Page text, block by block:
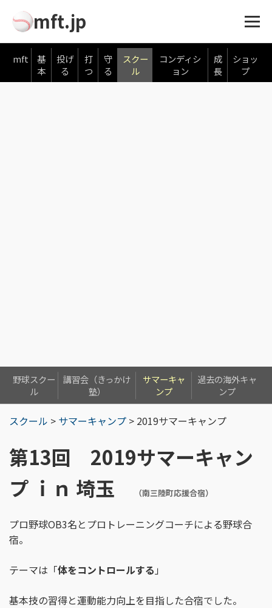
mft.jp
mft
基
本
投げ
る
打
つ
守
る
スクー
ル
コンディシ
ョン
成
長
ショッ
プ
野球スクー
ル
講習会（きっかけ
塾）
サマーキャ
ンプ
過去の海外キャ
ンプ
スクール > サマーキャンプ > 2019サマーキャンプ
第13回 2019サマーキャン
プ ｉｎ 埼玉
（南三陸町応援合宿）
プロ野球OB3名とプロトレーニングコーチによる野球合
宿。
テーマは「体をコントロールする 」
基本技の習得と運動能力向上を目指した合宿でした。